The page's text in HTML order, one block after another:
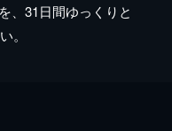
、31日間ゆっくりと
。